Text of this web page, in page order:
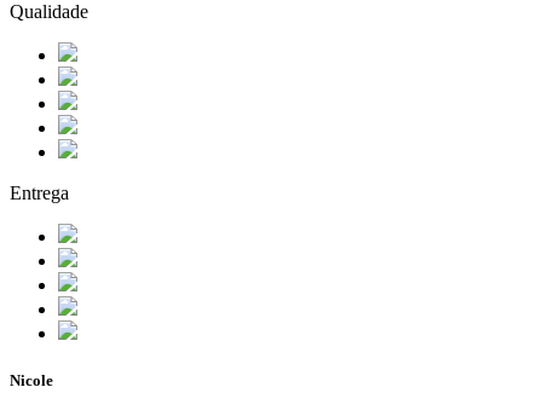
Qualidade
Entrega
Nicole